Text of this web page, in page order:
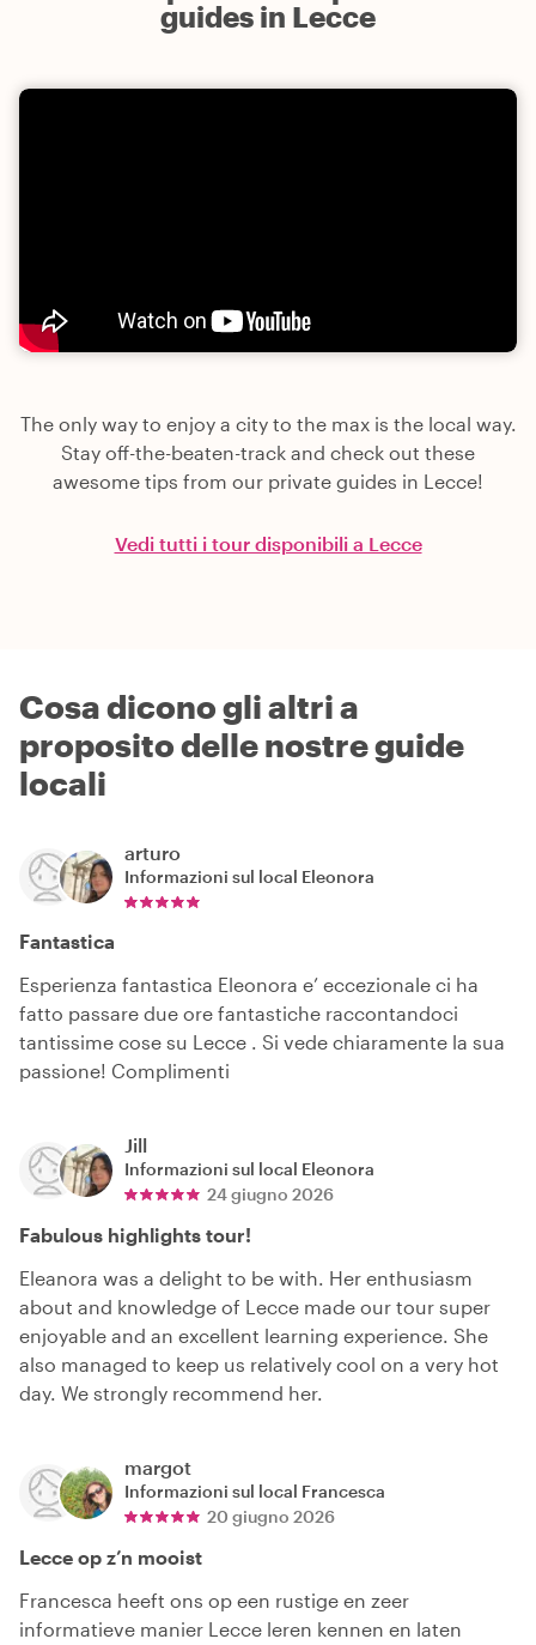
guides in Lecce
The only way to enjoy a city to the max is the local way.
Stay off-the-beaten-track and check out these
awesome tips from our private guides in Lecce!
Vedi tutti i tour disponibili a Lecce
Cosa dicono gli altri a
proposito delle nostre guide
locali
arturo
Informazioni sul local Eleonora
Fantastica
Esperienza fantastica Eleonora e’ eccezionale ci ha
fatto passare due ore fantastiche raccontandoci
tantissime cose su Lecce . Si vede chiaramente la sua
passione! Complimenti
Jill
Informazioni sul local Eleonora
24 giugno 2026
Fabulous highlights tour!
Eleanora was a delight to be with. Her enthusiasm
about and knowledge of Lecce made our tour super
enjoyable and an excellent learning experience. She
also managed to keep us relatively cool on a very hot
day. We strongly recommend her.
margot
Informazioni sul local Francesca
20 giugno 2026
Lecce op z’n mooist
Francesca heeft ons op een rustige en zeer
informatieve manier Lecce leren kennen en laten